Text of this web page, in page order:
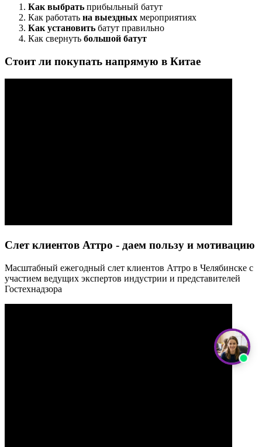
Как выбрать прибыльный батут
Как работать на выездных мероприятиях
Как установить батут правильно
Как свернуть большой батут
Стоит ли покупать напрямую в Китае
Слет клиентов Аттро - даем пользу и мотивацию
Масштабный ежегодный слет клиентов Аттро в Челябинске с
участием ведущих экспертов индустрии и представителей
Гостехнадзора